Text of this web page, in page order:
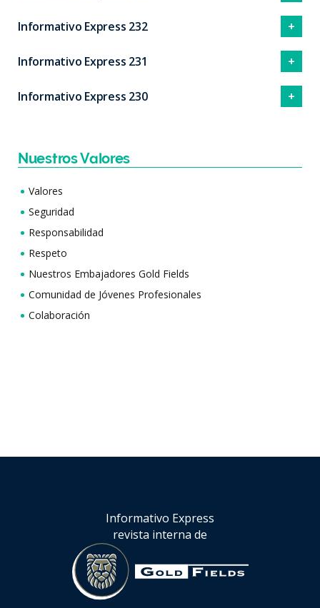
Informativo Express 232
Informativo Express 231
Informativo Express 230
Nuestros Valores
Valores
Seguridad
Responsabilidad
Respeto
Nuestros Embajadores Gold Fields
Comunidad de Jóvenes Profesionales
Colaboración
Informativo Express
revista interna de